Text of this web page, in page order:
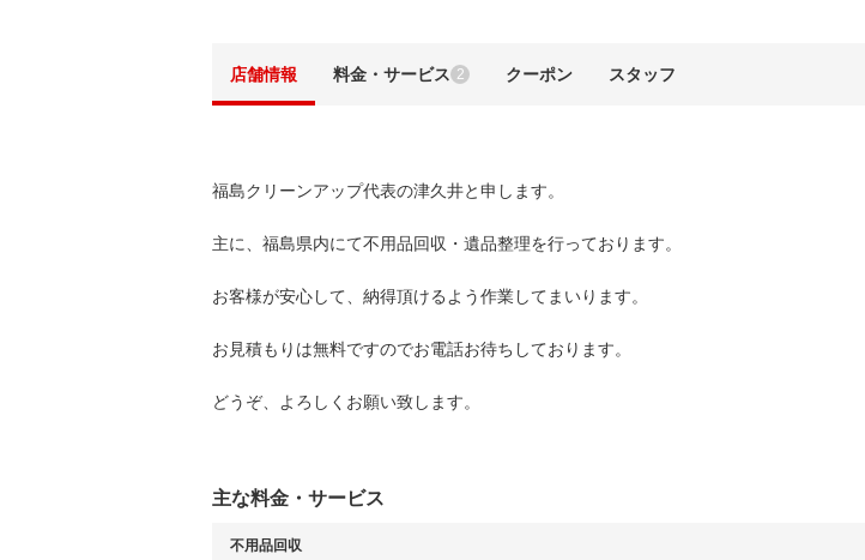
店舗情報 料金・サービス 2 クーポン スタッフ
福島クリーンアップ代表の津久井と申します。
主に、福島県内にて不用品回収・遺品整理を行っております。
お客様が安心して、納得頂けるよう作業してまいります。
お見積もりは無料ですのでお電話お待ちしております。
どうぞ、よろしくお願い致します。
主な料金・サービス
不用品回収